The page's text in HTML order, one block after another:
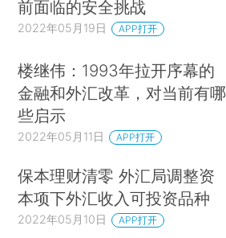
前面临的安全挑战
2022年05月19日 APP打开
楼继伟：1993年拉开序幕的
金融和外汇改革，对当前有哪
些启示
2022年05月11日 APP打开
保本理财清零 外汇局调整资
本项下外汇收入可投资品种
2022年05月10日 APP打开